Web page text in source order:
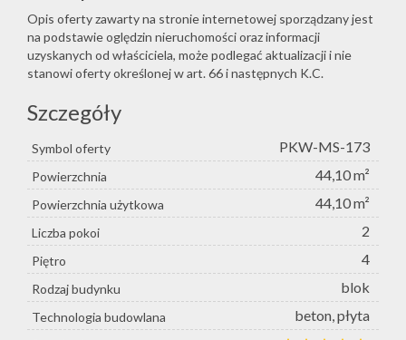
Opis oferty zawarty na stronie internetowej sporządzany jest
na podstawie oględzin nieruchomości oraz informacji
uzyskanych od właściciela, może podlegać aktualizacji i nie
stanowi oferty określonej w art. 66 i następnych K.C.
Szczegóły
Symbol oferty PKW-MS-173
Powierzchnia 44,10 m²
Powierzchnia użytkowa 44,10 m²
Liczba pokoi 2
Piętro 4
Rodzaj budynku blok
Technologia budowlana beton, płyta